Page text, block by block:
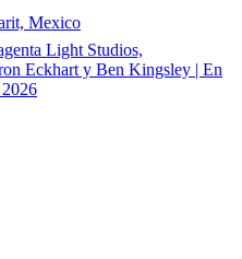
MexicoLight Studios,
Eckhart y Ben Kingsley | En